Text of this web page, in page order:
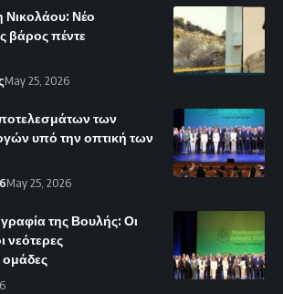
Νέο
βάρος πέντε
May 25, 2026
των
υπό την οπτική των
May 25, 2026
της Βουλής: Οι
νεότερες
ομάδες